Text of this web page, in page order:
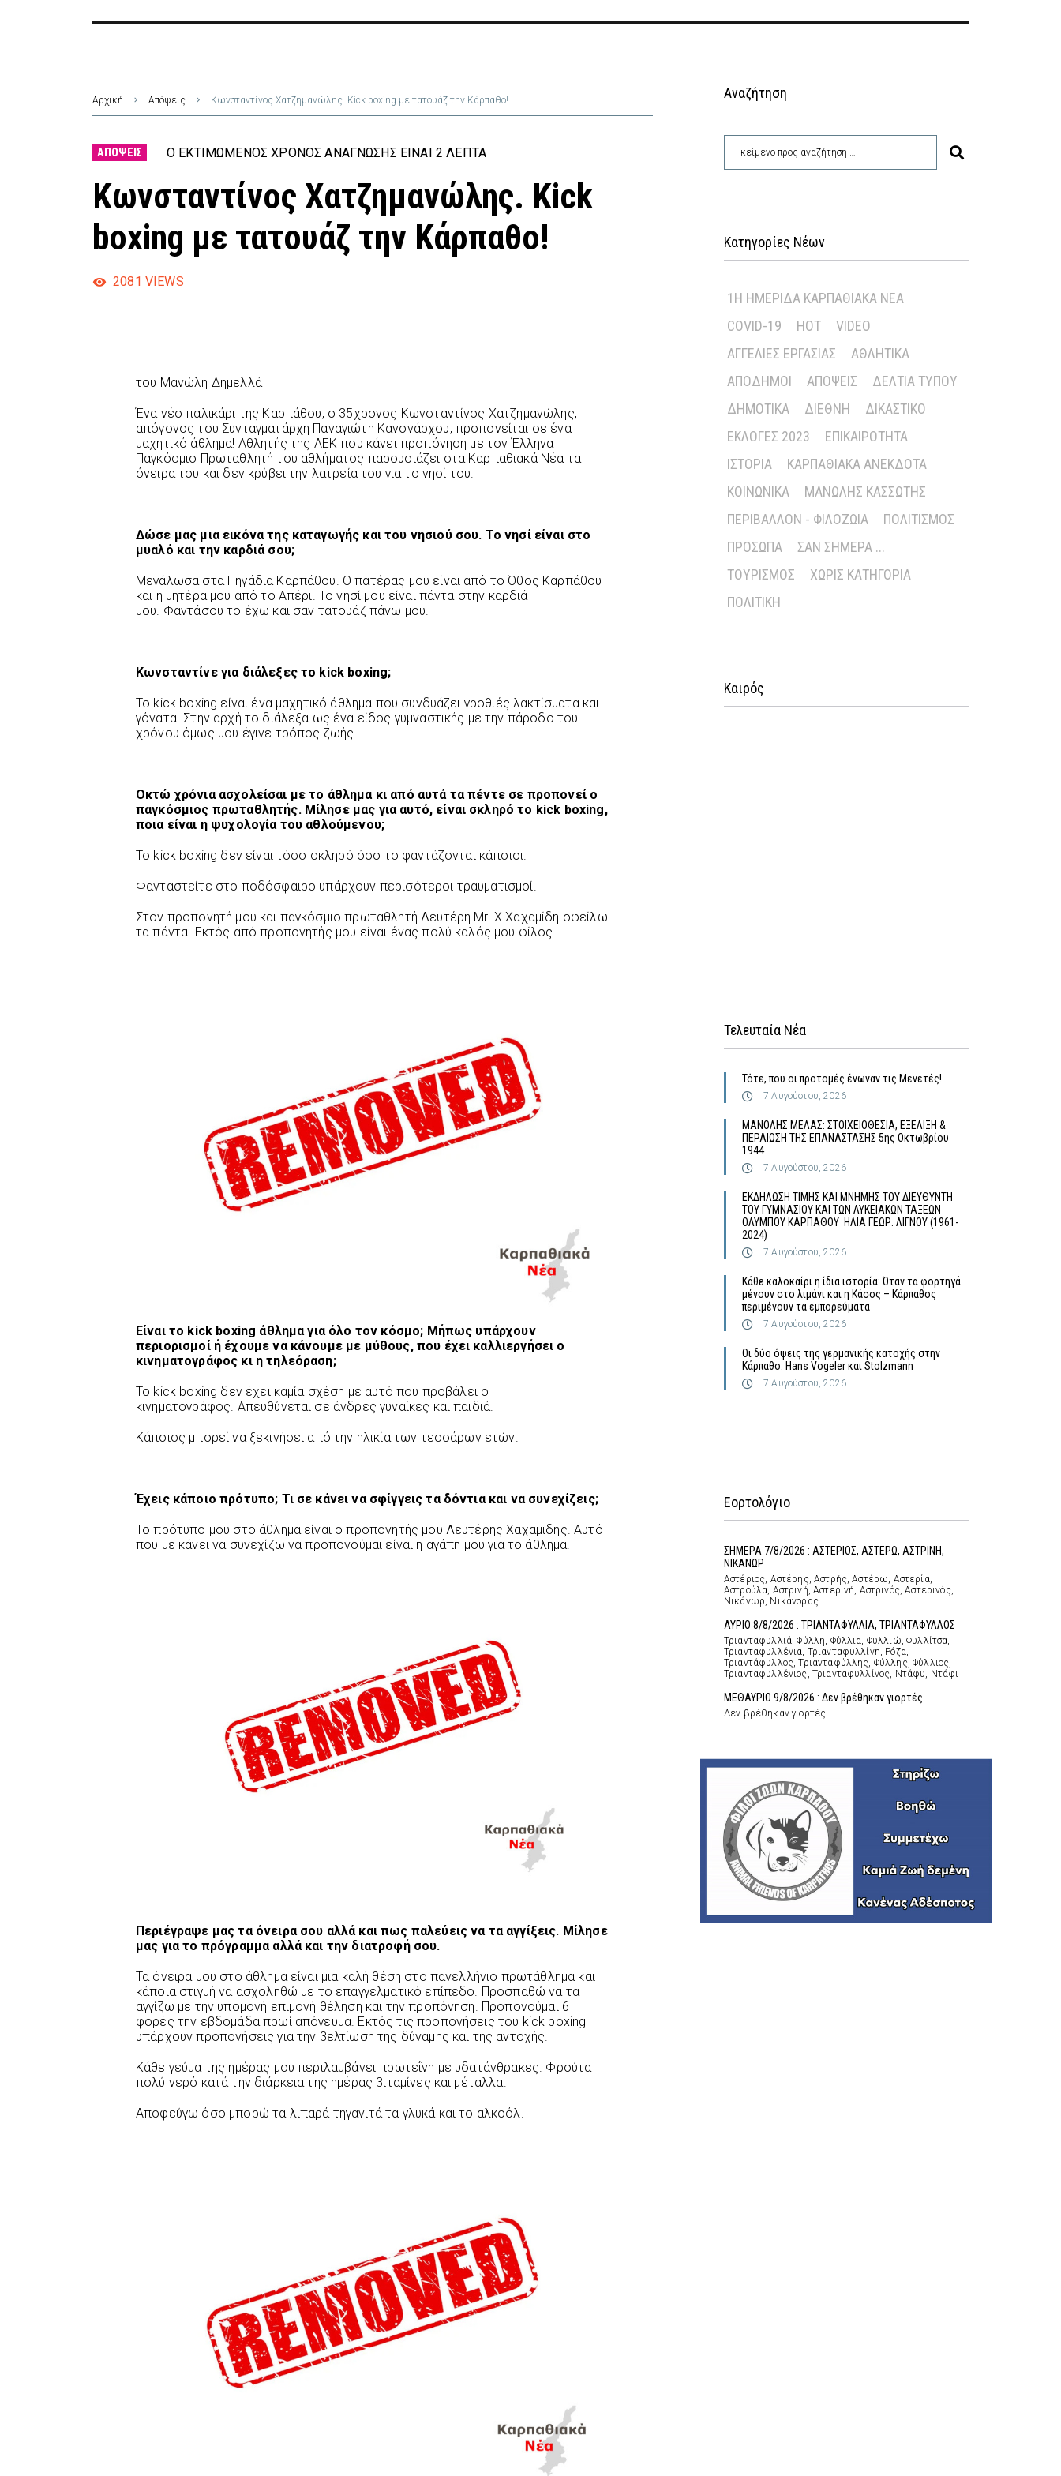
Αρχική Απόψεις Κωνσταντίνος Χατζημανώλης. Kick boxing με τατουάζ την Κάρπαθο!
ΑΠΌΨΕΙΣ Ο ΕΚΤΙΜΏΜΕΝΟΣ ΧΡΌΝΟΣ ΑΝΆΓΝΩΣΗΣ ΕΊΝΑΙ 2 ΛΕΠΤΆ
Κωνσταντίνος Χατζημανώλης. Kick
boxing με τατουάζ την Κάρπαθο!
2081 VIEWS
του Μανώλη Δημελλά
Ένα νέο παλικάρι της Καρπάθου, ο 35χρονος Κωνσταντίνος Χατζημανώλης,
απόγονος του Συνταγματάρχη Παναγιώτη Κανονάρχου, προπονείται σε ένα
μαχητικό άθλημα! Αθλητής της ΑΕΚ που κάνει προπόνηση με τον Έλληνα
Παγκόσμιο Πρωταθλητή του αθλήματος παρουσιάζει στα Καρπαθιακά Νέα τα
όνειρα του και δεν κρύβει την λατρεία του για το νησί του.
Δώσε μας μια εικόνα της καταγωγής και του νησιού σου. Το νησί είναι στο
μυαλό και την καρδιά σου;
Μεγάλωσα στα Πηγάδια Καρπάθου. Ο πατέρας μου είναι από το Όθος Καρπάθου
και η μητέρα μου από το Απέρι. Το νησί μου είναι πάντα στην καρδιά
μου. Φαντάσου το έχω και σαν τατουάζ πάνω μου.
Κωνσταντίνε για διάλεξες το kick boxing;
Το kick boxing είναι ένα μαχητικό άθλημα που συνδυάζει γροθιές λακτίσματα και
γόνατα. Στην αρχή το διάλεξα ως ένα είδος γυμναστικής με την πάροδο του
χρόνου όμως μου έγινε τρόπος ζωής.
Οκτώ χρόνια ασχολείσαι με το άθλημα κι από αυτά τα πέντε σε προπονεί ο
παγκόσμιος πρωταθλητής. Μίλησε μας για αυτό, είναι σκληρό το kick boxing,
ποια είναι η ψυχολογία του αθλούμενου;
Το kick boxing δεν είναι τόσο σκληρό όσο το φαντάζονται κάποιοι.
Φανταστείτε στο ποδόσφαιρο υπάρχουν περισότεροι τραυματισμοί.
Στον προπονητή μου και παγκόσμιο πρωταθλητή Λευτέρη Mr. X Χαχαμίδη οφείλω
τα πάντα. Εκτός από προπονητής μου είναι ένας πολύ καλός μου φίλος.
Είναι το kick boxing άθλημα για όλο τον κόσμο; Μήπως υπάρχουν
περιορισμοί ή έχουμε να κάνουμε με μύθους, που έχει καλλιεργήσει ο
κινηματογράφος κι η τηλεόραση;
Το kick boxing δεν έχει καμία σχέση με αυτό που προβάλει ο
κινηματογράφος. Απευθύνεται σε άνδρες γυναίκες και παιδιά.
Κάποιος μπορεί να ξεκινήσει από την ηλικία των τεσσάρων ετών.
Έχεις κάποιο πρότυπο; Τι σε κάνει να σφίγγεις τα δόντια και να συνεχίζεις;
Το πρότυπο μου στο άθλημα είναι ο προπονητής μου Λευτέρης Χαχαμιδης. Αυτό
που με κάνει να συνεχίζω να προπονούμαι είναι η αγάπη μου για το άθλημα.
Περιέγραψε μας τα όνειρα σου αλλά και πως παλεύεις να τα αγγίξεις. Μίλησε
μας για το πρόγραμμα αλλά και την διατροφή σου.
Τα όνειρα μου στο άθλημα είναι μια καλή θέση στο πανελλήνιο πρωτάθλημα και
κάποια στιγμή να ασχοληθώ με το επαγγελματικό επίπεδο. Προσπαθώ να τα
αγγίζω με την υπομονή επιμονή θέληση και την προπόνηση. Προπονούμαι 6
φορές την εβδομάδα πρωί απόγευμα. Εκτός τις προπονήσεις του kick boxing
υπάρχουν προπονήσεις για την βελτίωση της δύναμης και της αντοχής.
Κάθε γεύμα της ημέρας μου περιλαμβάνει πρωτεΐνη με υδατάνθρακες. Φρούτα
πολύ νερό κατά την διάρκεια της ημέρας βιταμίνες και μέταλλα.
Αποφεύγω όσο μπορώ τα λιπαρά τηγανιτά τα γλυκά και το αλκοόλ.
Αναζήτηση
Κατηγορίες Νέων
1Η ΗΜΕΡΊΔΑ ΚΑΡΠΑΘΙΑΚΆ ΝΈΑ
COVID-19
HOT
VIDEO
ΑΓΓΕΛΊΕΣ ΕΡΓΑΣΊΑΣ
ΑΘΛΗΤΙΚΆ
ΑΠΌΔΗΜΟΙ
ΑΠΌΨΕΙΣ
ΔΕΛΤΊΑ ΤΎΠΟΥ
ΔΗΜΟΤΙΚΆ
ΔΙΕΘΝΉ
ΔΙΚΑΣΤΙΚΌ
ΕΚΛΟΓΈΣ 2023
ΕΠΙΚΑΙΡΌΤΗΤΑ
ΙΣΤΟΡΊΑ
ΚΑΡΠΑΘΙΑΚΆ ΑΝΈΚΔΟΤΑ
ΚΟΙΝΩΝΙΚΆ
ΜΑΝΏΛΗΣ ΚΑΣΣΏΤΗΣ
ΠΕΡΙΒΆΛΛΟΝ - ΦΙΛΟΖΩΊΑ
ΠΟΛΙΤΙΣΜΌΣ
ΠΡΌΣΩΠΑ
ΣΑΝ ΣΉΜΕΡΑ ...
ΤΟΥΡΙΣΜΌΣ
ΧΩΡΊΣ ΚΑΤΗΓΟΡΊΑ
ΠΟΛΙΤΙΚΉ
Καιρός
Τελευταία Νέα
Τότε, που οι προτομές ένωναν τις Μενετές!
7 Αυγούστου, 2026
MΑΝΟΛΗΣ ΜΕΛΑΣ: ΣΤΟΙΧΕΙΟΘΕΣΙΑ, ΕΞΕΛΙΞΗ &
ΠΕΡΑΙΩΣΗ ΤΗΣ ΕΠΑΝΑΣΤΑΣΗΣ 5ης Οκτωβρίου
1944
7 Αυγούστου, 2026
ΕΚΔΗΛΩΣΗ ΤΙΜΗΣ ΚΑΙ ΜΝΗΜΗΣ ΤΟΥ ΔΙΕΥΘΥΝΤΗ
ΤΟΥ ΓΥΜΝΑΣΙΟΥ ΚΑΙ ΤΩΝ ΛΥΚΕΙΑΚΩΝ ΤΑΞΕΩΝ
ΟΛΥΜΠΟΥ ΚΑΡΠΑΘΟΥ ΗΛΙΑ ΓΕΩΡ. ΛΙΓΝΟΥ (1961-
2024)
7 Αυγούστου, 2026
Κάθε καλοκαίρι η ίδια ιστορία: Όταν τα φορτηγά
μένουν στο λιμάνι και η Κάσος – Κάρπαθος
περιμένουν τα εμπορεύματα
7 Αυγούστου, 2026
Οι δύο όψεις της γερμανικής κατοχής στην
Κάρπαθο: Hans Vogeler και Stolzmann
7 Αυγούστου, 2026
Εορτολόγιο
ΣΗΜΕΡΑ 7/8/2026 : ΑΣΤΕΡΙΟΣ, ΑΣΤΕΡΩ, ΑΣΤΡΙΝΗ,
ΝΙΚΑΝΩΡ
Αστέριος, Αστέρης, Αστρής, Αστέρω, Αστερία,
Αστρούλα, Αστρινή, Αστερινή, Αστρινός, Αστερινός,
Νικάνωρ, Νικάνορας
ΑΥΡΙΟ 8/8/2026 : ΤΡΙΑΝΤΑΦΥΛΛΙΑ, ΤΡΙΑΝΤΑΦΥΛΛΟΣ
Τριανταφυλλιά, Φύλλη, Φύλλια, Φυλλιώ, Φυλλίτσα,
Τριανταφυλλένια, Τριανταφυλλίνη, Ρόζα,
Τριαντάφυλλος, Τριανταφύλλης, Φύλλης, Φύλλιος,
Τριανταφυλλένιος, Τριανταφυλλίνος, Ντάφυ, Ντάφι
ΜΕΘΑΥΡΙΟ 9/8/2026 : Δεν βρέθηκαν γιορτές
Δεν βρέθηκαν γιορτές